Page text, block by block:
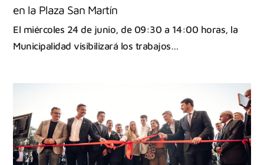
en la Plaza San Martín
El miércoles 24 de junio, de 09:30 a 14:00 horas, la
Municipalidad visibilizará los trabajos…